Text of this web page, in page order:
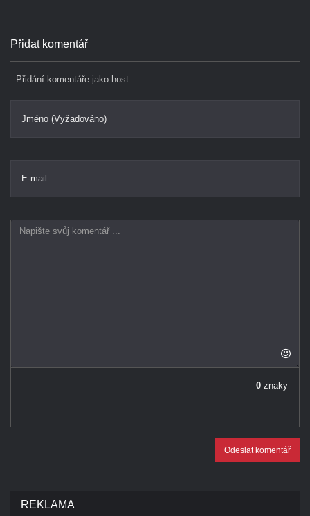
Přidat komentář
Přidání komentáře jako host.
Jméno (Vyžadováno)
E-mail
0 znaky
Odeslat komentář
REKLAMA